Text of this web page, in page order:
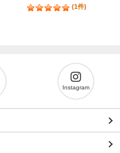
(1件)
Instagram